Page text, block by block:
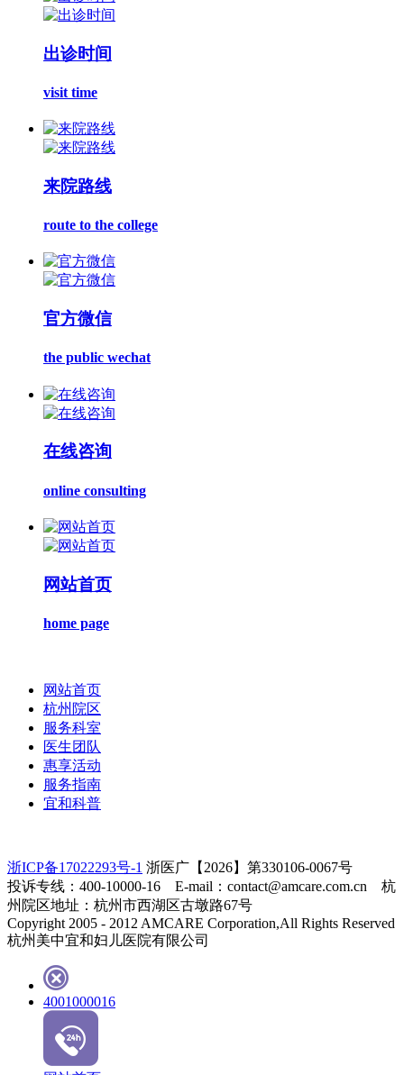
出诊时间
visit time
来院路线
route to the college
官方微信
the public wechat
在线咨询
online consulting
网站首页
home page
网站首页
杭州院区
服务科室
医生团队
惠享活动
服务指南
宜和科普
浙ICP备17022293号-1 浙医广【2026】第330106-0067号
投诉专线：400-10000-16 E-mail：contact@amcare.com.cn 杭
州院区地址：杭州市西湖区古墩路67号
Copyright 2005 - 2012 AMCARE Corporation,All Rights Reserved
杭州美中宜和妇儿医院有限公司
4001000016